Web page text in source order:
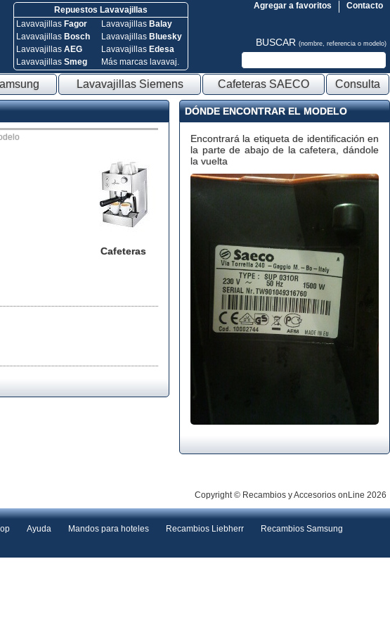
Repuestos Lavavajillas
Lavavajillas Fagor
Lavavajillas Bosch
Lavavajillas AEG
Lavavajillas Smeg
Lavavajillas Balay
Lavavajillas Bluesky
Lavavajillas Edesa
Más marcas lavavaj.
Contacto
Agregar a favoritos
BUSCAR (nombre, referencia o modelo)
Lavavajillas Siemens Cafeteras SAECO Consulta
Cafeteras
DÓNDE ENCONTRAR EL MODELO
Encontrará la etiqueta de identificación en
la parte de abajo de la cafetera, dándole
la vuelta
Copyright © Recambios y Accesorios onLine 2026
Ayuda Mandos para hoteles Recambios Liebherr
Recambios Samsung